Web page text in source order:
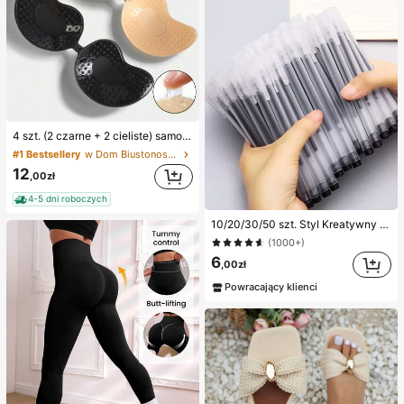
4 szt. (2 czarne + 2 cieliste) samoprzylepne silikonowe niewidoczne wkładki do biustonosza, bez ramiączek i bez pleców, zbierające miseczki na ślub, sukienki z odkrytymi ramionami i przyjęcia dla druhen
#1 Bestsellery w Dom Biustonosz samoprzylepny dla kobiet
12,00zł
4-5 dni roboczych
10/20/30/50 szt. Styl Kreatywny Przezroczysty Mrożony Długopisy Kulkowe Powrót Do Szkoły
(1000+)
6,00zł
Powracający klienci